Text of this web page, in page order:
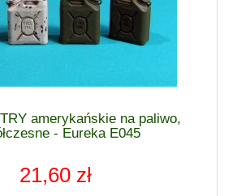
amerykańskie na paliwo,
- Eureka E045
21,60 zł